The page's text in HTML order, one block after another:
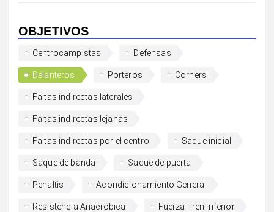
OBJETIVOS
Centrocampistas Defensas
Delanteros Porteros Corners
Faltas indirectas laterales
Faltas indirectas lejanas
Faltas indirectas por el centro Saque inicial
Saque de banda Saque de puerta
Penaltis Acondicionamiento General
Resistencia Anaeróbica Fuerza Tren Inferior